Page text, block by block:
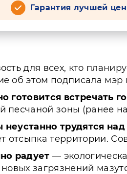
Гарантия лучшей
для всех, кто
об этом подписала мэр
готовится встречать
песчаной зоны (ранее
трудятся
отсыпка территории.
радует —
новых загрязнений